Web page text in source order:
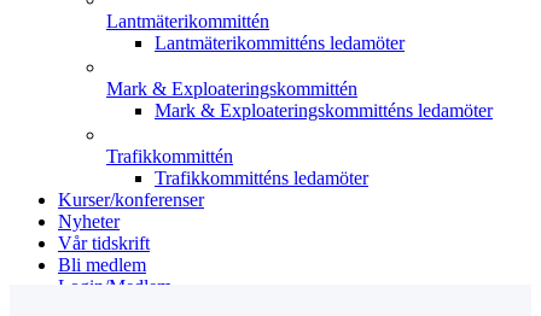
Lantmäterikommittén
Lantmäterikommitténs ledamöter
Mark & Exploateringskommittén
Mark & Exploateringskommitténs ledamöter
Trafikkommittén
Trafikkommitténs ledamöter
Kurser/konferenser
Nyheter
Vår tidskrift
Bli medlem
Login/Medlem